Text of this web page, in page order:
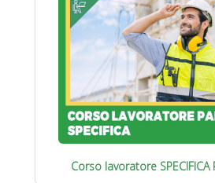
Corso lavoratore SPECIFICA